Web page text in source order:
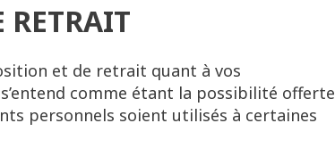
RETRAIT
et de retrait quant à vos
comme étant la possibilité offerte
personnels soient utilisés à certaines